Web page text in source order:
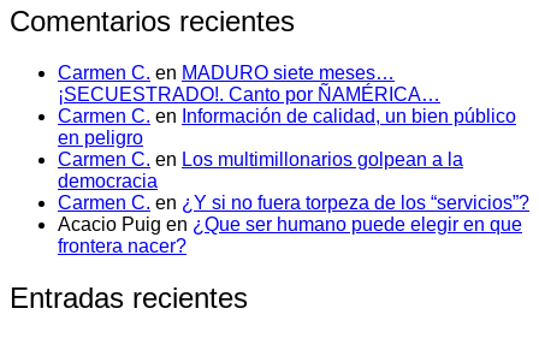
Comentarios recientes
Carmen C. en MADURO siete meses…
¡SECUESTRADO!. Canto por ÑAMÉRICA…
Carmen C. en Información de calidad, un bien público
en peligro
Carmen C. en Los multimillonarios golpean a la
democracia
Carmen C. en ¿Y si no fuera torpeza de los “servicios”?
Acacio Puig en ¿Que ser humano puede elegir en que
frontera nacer?
Entradas recientes